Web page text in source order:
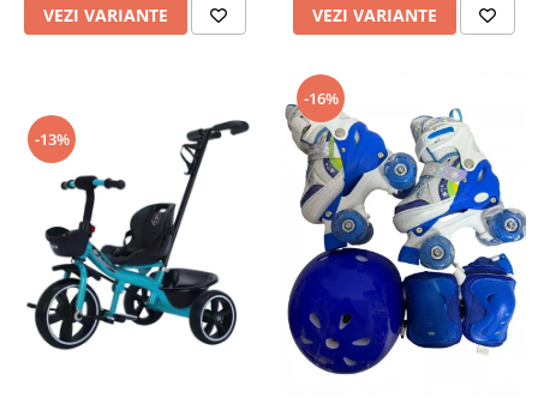
VEZI VARIANTE VEZI VARIANTE
-13%
-16%